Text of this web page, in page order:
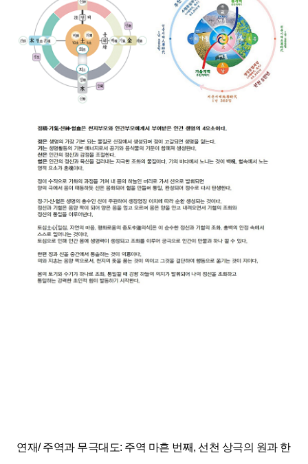
연재/ 주역과 무극대도: 주역 마흔 번째, 선천 상극의 원과 한